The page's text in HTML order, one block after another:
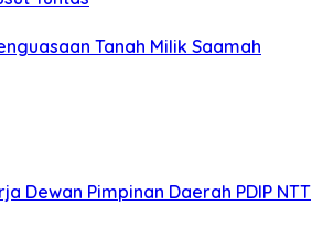
Tanah Milik Saamah
Dewan Pimpinan Daerah PDIP NTT